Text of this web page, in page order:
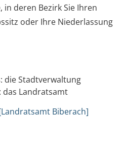
in deren Bezirk Sie Ihren
oder Ihre Niederlassung
die Stadtverwaltung
das Landratsamt
Biberach]